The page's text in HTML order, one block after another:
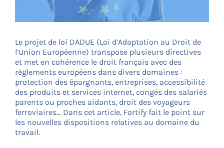
CONNEXION
Le projet de loi DADUE (Loi d’Adaptation au Droit de
l’Union Européenne) transpose plusieurs directives
et met en cohérence le droit français avec des
règlements européens dans divers domaines :
protection des épargnants, entreprises, accessibilité
des produits et services internet, congés des salariés
parents ou proches aidants, droit des voyageurs
ferroviaires… Dans cet article, Fortify fait le point sur
les nouvelles dispositions relatives au domaine du
travail.